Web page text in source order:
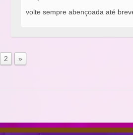
volte sempre abençoada até
2 »